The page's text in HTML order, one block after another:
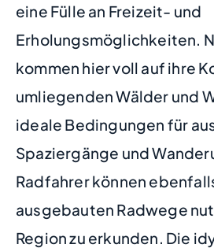
eine Fülle an Freizeit- und
Erholungsmöglichkeiten.
kommen hier voll auf ihre
umliegenden Wälder und
ideale Bedingungen für
Spaziergänge und
Radfahrer können
ausgebauten Radwege
Region zu erkunden. Die